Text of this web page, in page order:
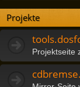
Projekte
Projektseite